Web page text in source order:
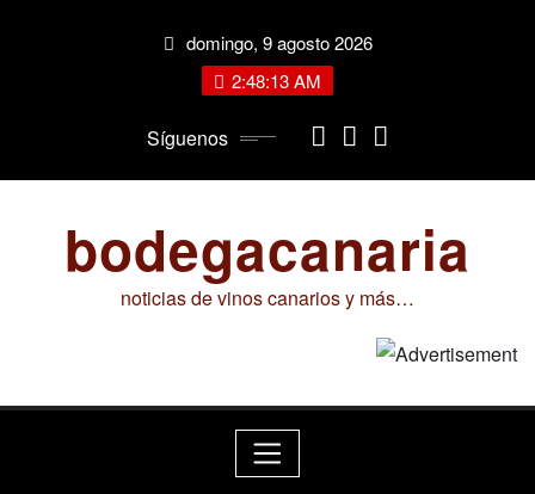
domingo, 9 agosto 2026
2:48:14 AM
Síguenos
bodegacanaria
noticias de vinos canarios y más…